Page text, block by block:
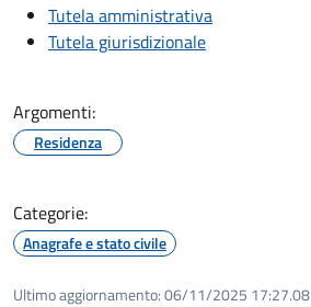
Tutela amministrativa
Tutela giurisdizionale
Argomenti:
Residenza
Categorie:
Anagrafe e stato civile
Ultimo aggiornamento:06/11/2025 17:27.08